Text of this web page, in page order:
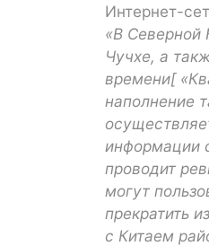
Интернет-
«В Северной
Чучхе, а
времени[
наполнение
информации
проводит
могут
прекратить
с Китаем